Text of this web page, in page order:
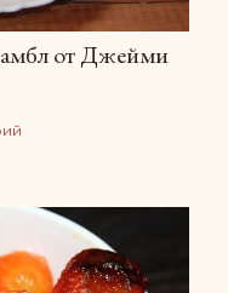
от Джейми